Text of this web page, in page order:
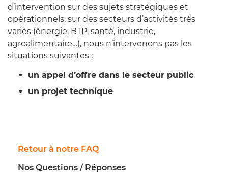
d’intervention sur des sujets stratégiques et
opérationnels, sur des secteurs d’activités très
variés (énergie, BTP, santé, industrie,
agroalimentaire…), nous n’intervenons pas les
situations suivantes :
un appel d’offre dans le secteur public
un projet technique
Retour à notre FAQ
Nos Questions / Réponses